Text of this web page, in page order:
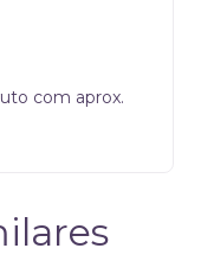
com aprox.